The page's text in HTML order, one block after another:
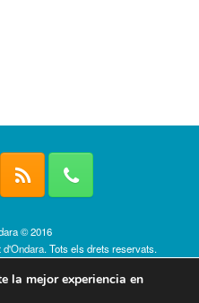
© 2016
d'Ondara. Tots els drets reservats.
la mejor experiencia en